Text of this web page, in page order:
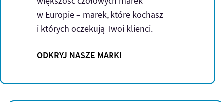
w Europie – marek, które kochasz
i których oczekują Twoi klienci.
ODKRYJ NASZE MARKI